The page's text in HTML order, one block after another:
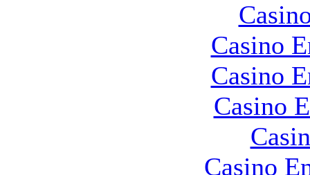
Casino
Casino
Casino
Casino